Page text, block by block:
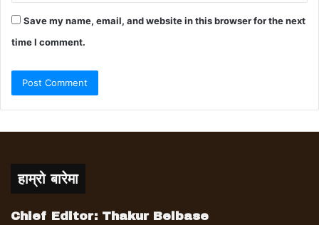
Save my name, email, and website in this browser for the next
time I comment.
हाम्रो बारेमा
Chief Editor: Thakur Belbase